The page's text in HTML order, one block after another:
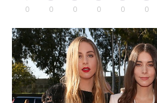
0 0 0 0 0 0